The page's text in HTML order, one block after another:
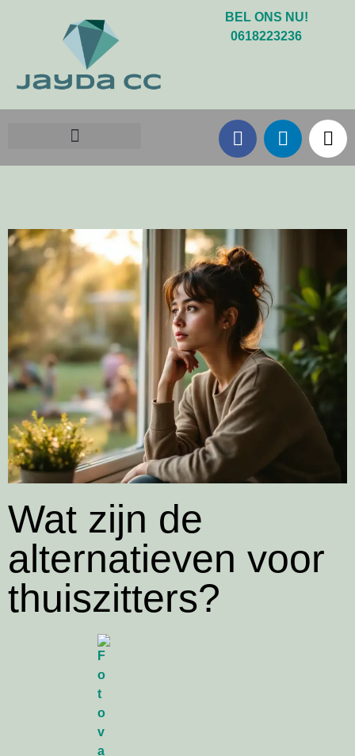
BEL ONS NU!
0618223236
Wat zijn de
alternatieven voor
thuiszitters?